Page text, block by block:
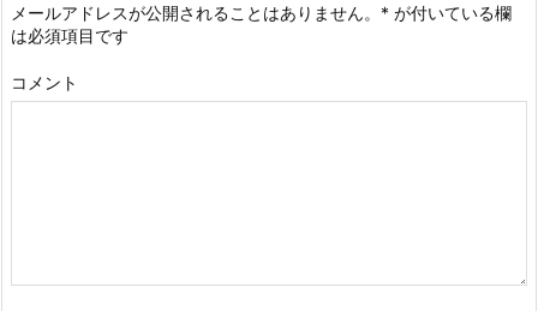
メールアドレスが公開されることはありません。 * が付いている欄
は必須項目です
コメント